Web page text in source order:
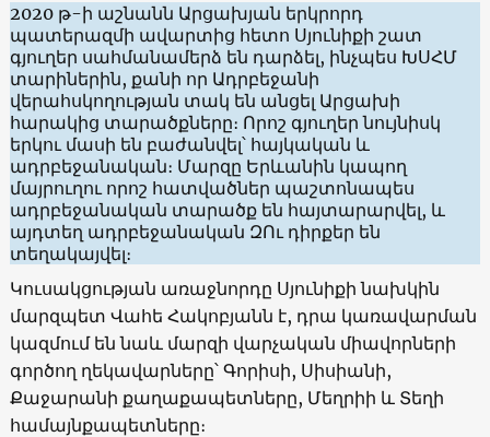
2020 թ-ի աշնանն Արցախյան երկրորդ
պատերազմի ավարտից հետո Սյունիքի շատ
գյուղեր սահմանամերձ են դարձել, ինչպես ԽՍՀՄ
տարիներին, քանի որ Ադրբեջանի
վերահսկողության տակ են անցել Արցախի
հարակից տարածքները։ Որոշ գյուղեր նույնիսկ
երկու մասի են բաժանվել՝ հայկական և
ադրբեջանական։ Մարզը Երևանին կապող
մայրուղու որոշ հատվածներ պաշտոնապես
ադրբեջանական տարածք են հայտարարվել, և
այդտեղ ադրբեջանական ԶՈւ դիրքեր են
տեղակայվել։
Կուսակցության առաջնորդը Սյունիքի նախկին
մարզպետ Վահե Հակոբյանն է, դրա կառավարման
կազմում են նաև մարզի վարչական միավորների
գործող ղեկավարները՝ Գորիսի, Սիսիանի,
Քաջարանի քաղաքապետները, Մեղրիի և Տեղի
համայնքապետները։